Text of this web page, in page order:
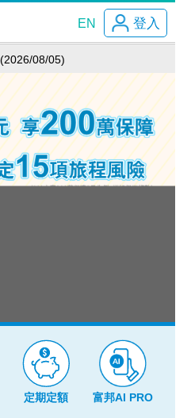
登入
EN
08/05)
08/05)
08/05)
08/05)
08/05)
定期定額 富邦AI PRO